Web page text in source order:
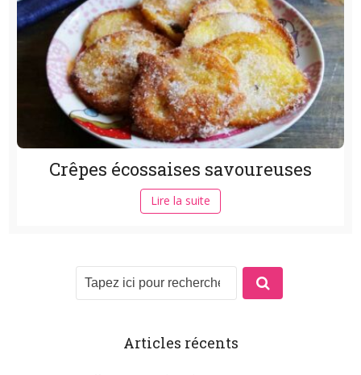
Crêpes écossaises savoureuses
Lire la suite
Articles récents